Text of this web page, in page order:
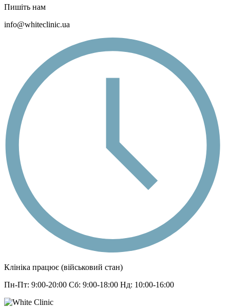
Пишіть нам
info@whiteclinic.ua
Клініка працює (військовий стан)
Пн-Пт: 9:00-20:00 Сб: 9:00-18:00 Нд: 10:00-16:00